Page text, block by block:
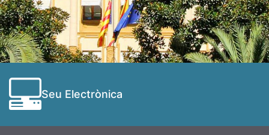
Seu Electrònica